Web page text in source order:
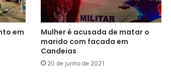
em
Mulher é acusada de matar o
marido com facada em
Candeias
20 de junho de 2021